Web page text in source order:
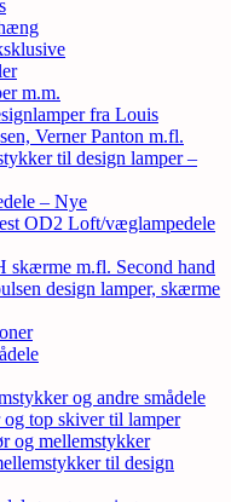
m.m.
fra Louis
Verner Panton m.fl.
til design lamper –
– Nye
OD2 Loft/væglampedele
skærme m.fl. Second hand
design lamper, skærme
og andre smådele
top skiver til lamper
og mellemstykker
til design